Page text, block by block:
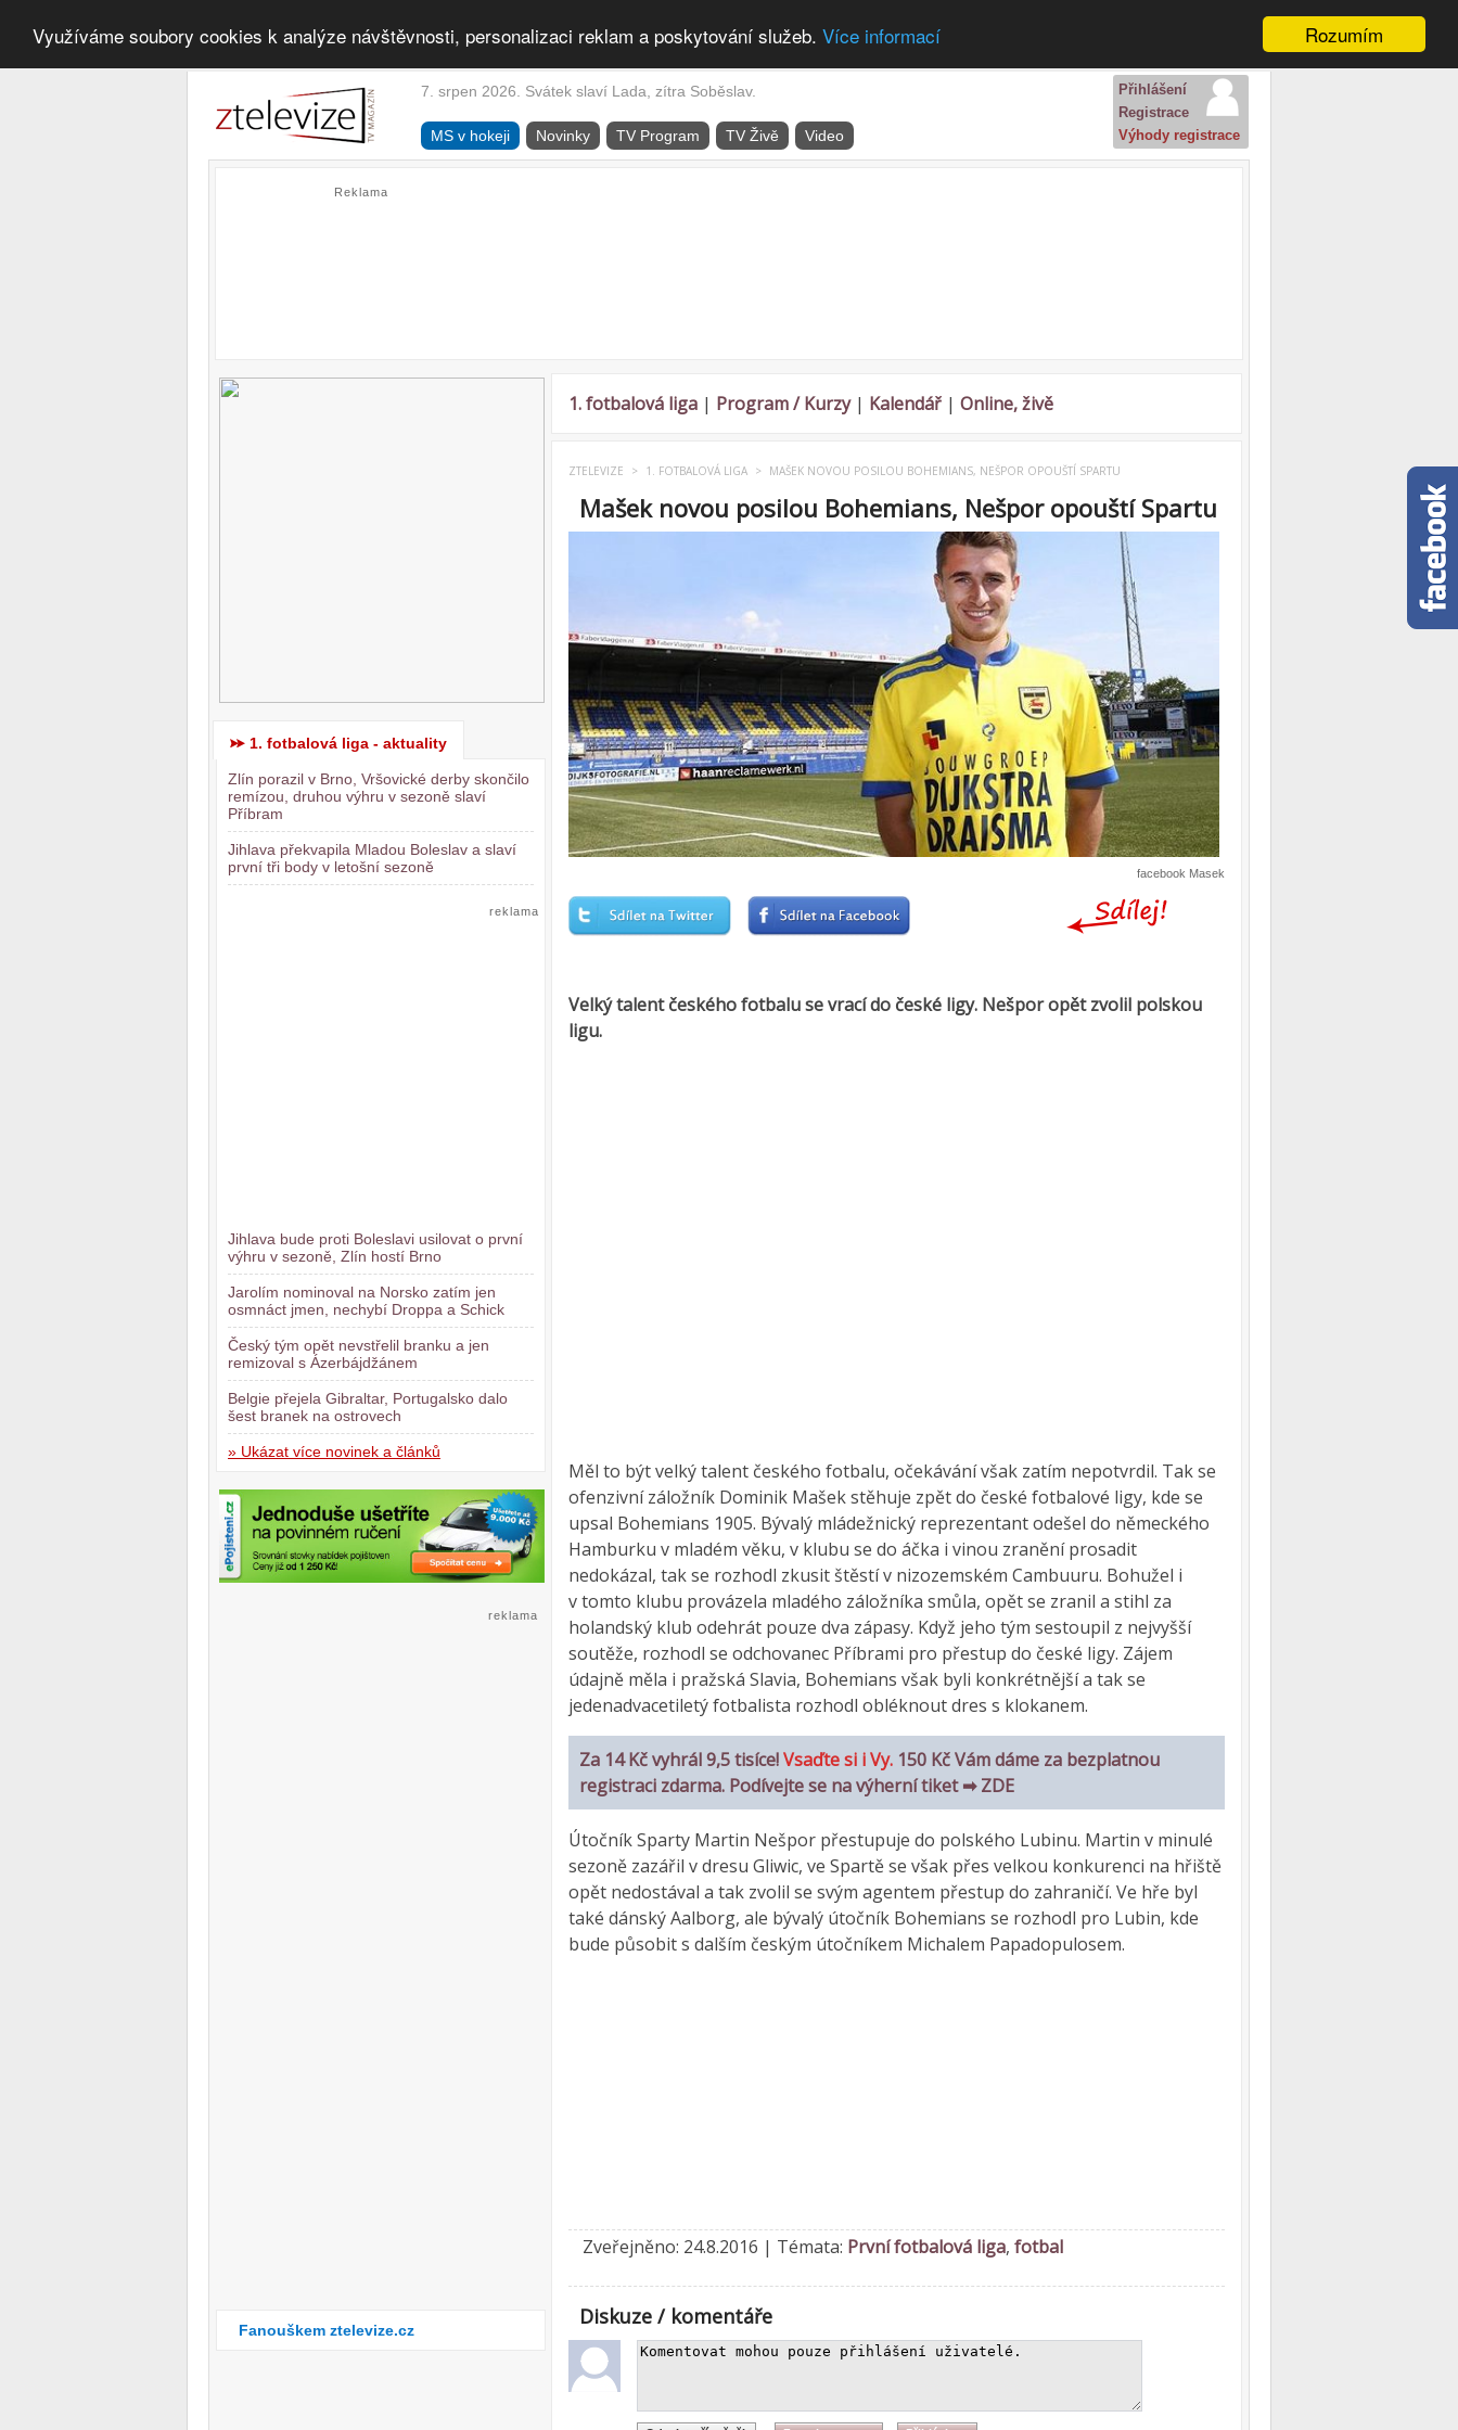
Rozumím
Využíváme soubory cookies k analýze návštěvnosti, personalizaci reklam a poskytování služeb. Více informací
7. srpen 2026. Svátek slaví Lada, zítra Soběslav.
MS v hokeji Novinky TV Program TV Živě Video
Přihlášení
Registrace
Výhody registrace
Reklama
1. fotbalová liga - aktuality
Zlín porazil v Brno, Vršovické derby skončilo
remízou, druhou výhru v sezoně slaví
Příbram
Jihlava překvapila Mladou Boleslav a slaví
první tři body v letošní sezoně
reklama
Jihlava bude proti Boleslavi usilovat o první
výhru v sezoně, Zlín hostí Brno
Jarolím nominoval na Norsko zatím jen
osmnáct jmen, nechybí Droppa a Schick
Český tým opět nevstřelil branku a jen
remizoval s Ázerbájdžánem
Belgie přejela Gibraltar, Portugalsko dalo
šest branek na ostrovech
» Ukázat více novinek a článků
reklama
Fanouškem ztelevize.cz
1. fotbalová liga | Program / Kurzy| Kalendář | Online, živě
ZTELEVIZE > 1. FOTBALOVÁ LIGA > MAŠEK NOVOU POSILOU BOHEMIANS, NEŠPOR OPOUŠTÍ SPARTU
Mašek novou posilou Bohemians, Nešpor opouští Spartu
facebook Masek
Velký talent českého fotbalu se vrací do české ligy. Nešpor opět zvolil polskou
ligu.
Měl to být velký talent českého fotbalu, očekávání však zatím nepotvrdil. Tak se
ofenzivní záložník Dominik Mašek stěhuje zpět do české fotbalové ligy, kde se
upsal Bohemians 1905. Bývalý mládežnický reprezentant odešel do německého
Hamburku v mladém věku, v klubu se do áčka i vinou zranění prosadit
nedokázal, tak se rozhodl zkusit štěstí v nizozemském Cambuuru. Bohužel i
v tomto klubu provázela mladého záložníka smůla, opět se zranil a stihl za
holandský klub odehrát pouze dva zápasy. Když jeho tým sestoupil z nejvyšší
soutěže, rozhodl se odchovanec Příbrami pro přestup do české ligy. Zájem
údajně měla i pražská Slavia, Bohemians však byli konkrétnější a tak se
jedenadvacetiletý fotbalista rozhodl obléknout dres s klokanem.
Za 14 Kč vyhrál 9,5 tisíce!Vsaďte si i Vy. 150 Kč Vám dáme za bezplatnou
registraci zdarma. Podívejte se na výherní tiket ➡ ZDE
Útočník Sparty Martin Nešpor přestupuje do polského Lubinu. Martin v minulé
sezoně zazářil v dresu Gliwic, ve Spartě se však přes velkou konkurenci na hřiště
opět nedostával a tak zvolil se svým agentem přestup do zahraničí. Ve hře byl
také dánský Aalborg, ale bývalý útočník Bohemians se rozhodl pro Lubin, kde
bude působit s dalším českým útočníkem Michalem Papadopulosem.
Zveřejněno: 24.8.2016 | Témata: První fotbalová liga, fotbal
Diskuze / komentáře